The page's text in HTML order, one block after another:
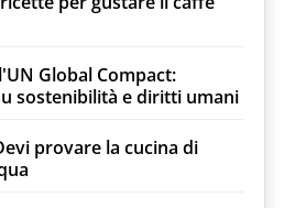
Global Compact:
sostenibilità e diritti umani
provare la cucina di